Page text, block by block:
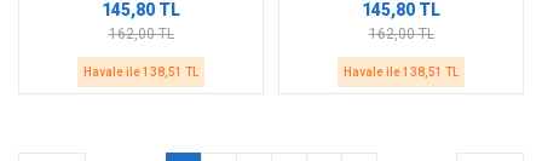
145,80 TL
162,00 TL
Havale ile 138,51 TL
145,80 TL
162,00 TL
Havale ile 138,51 TL